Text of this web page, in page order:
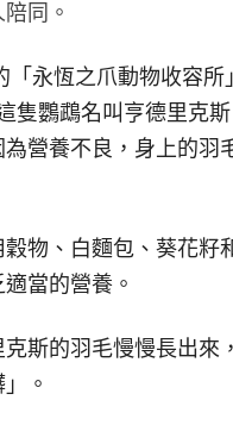
同。
「永恆之爪動物收容所
隻鸚鵡名叫亨德里克斯
營養不良，身上的羽
物、白麵包、葵花籽
當的營養。
斯的羽毛慢慢長出來
。